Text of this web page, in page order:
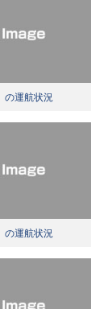
の運航状況
の運航状況